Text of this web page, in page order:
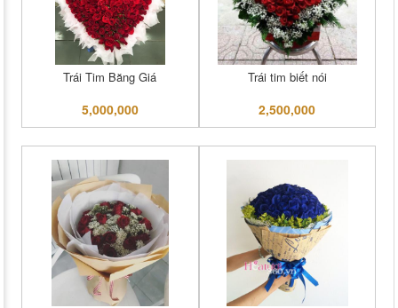
Trái Tim Băng Giá
5,000,000
Trái tim biết nói
2,500,000